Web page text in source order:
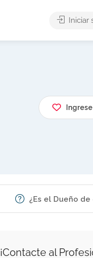
Iniciar
¿Es el Dueño
¡Contacte al